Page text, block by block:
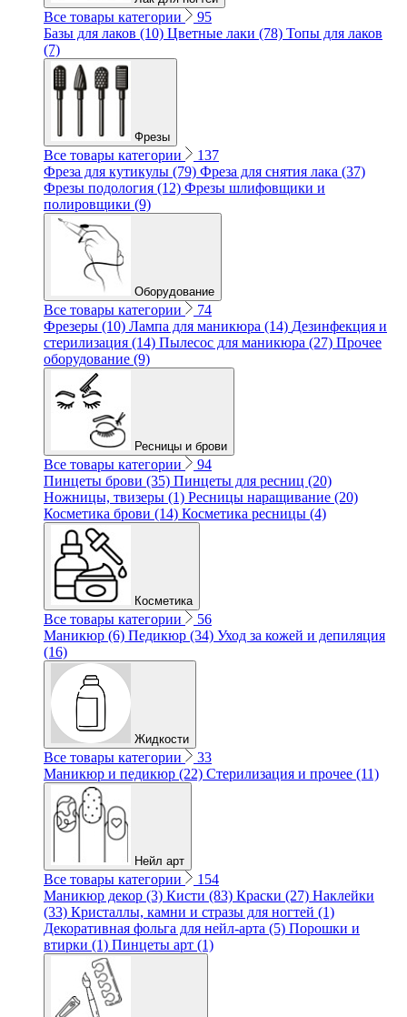
Все товары категории
95
Базы для лаков (10) Цветные лаки (78) Топы для лаков
(7)
Фрезы
Все товары категории
137
Фреза для кутикулы (79) Фреза для снятия лака (37)
Фрезы подология (12) Фрезы шлифовщики и
полировщики (9)
Оборудование
Все товары категории
74
Фрезеры (10) Лампа для маникюра (14) Дезинфекция и
стерилизация (14) Пылесос для маникюра (27) Прочее
оборудование (9)
Ресницы и брови
Все товары категории
94
Пинцеты брови (35) Пинцеты для ресниц (20)
Ножницы, твизеры (1) Ресницы наращивание (20)
Косметика брови (14) Косметика ресницы (4)
Косметика
Все товары категории
56
Маникюр (6) Педикюр (34) Уход за кожей и депиляция
(16)
Жидкости
Все товары категории
33
Маникюр и педикюр (22) Стерилизация и прочее (11)
Нейл арт
Все товары категории
154
Маникюр декор (3) Кисти (83) Краски (27) Наклейки
(33) Кристаллы, камни и стразы для ногтей (1)
Декоративная фольга для нейл-арта (5) Порошки и
втирки (1) Пинцеты арт (1)